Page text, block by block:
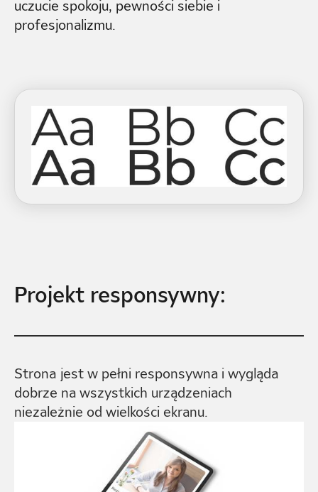
uczucie spokoju, pewności siebie i
profesjonalizmu.
Projekt responsywny:
Strona jest w pełni responsywna i wygląda
dobrze na wszystkich urządzeniach
niezależnie od wielkości ekranu.